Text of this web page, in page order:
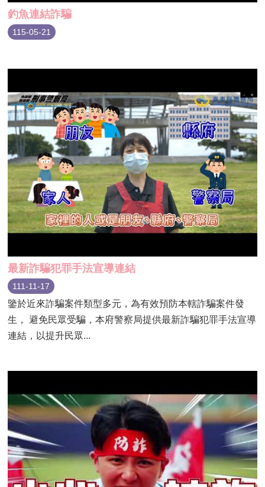
釣魚連結詐騙
115-05-21
最新詐騙犯罪手法宣導連結
111-11-17
鑒於近來詐騙案件類型多元，為有效預防本轄詐騙案件發
生， 避免民眾受騙，本府警察局提供最新詐騙犯罪手法宣導
連結，以提升民眾...